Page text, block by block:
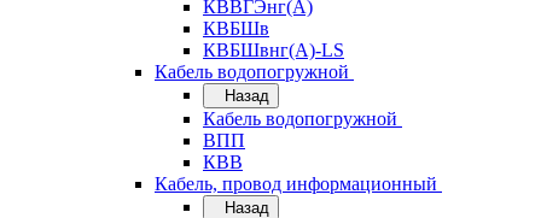
КВВГЭнг(А)
КВБШв
КВБШвнг(А)-LS
Кабель водопогружной
Назад
Кабель водопогружной
ВПП
КВВ
Кабель, провод информационный
Назад